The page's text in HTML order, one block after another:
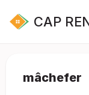
CAP
mâchefer